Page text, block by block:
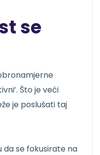
se
Što je veći
je poslušati taj
da se fokusirate na